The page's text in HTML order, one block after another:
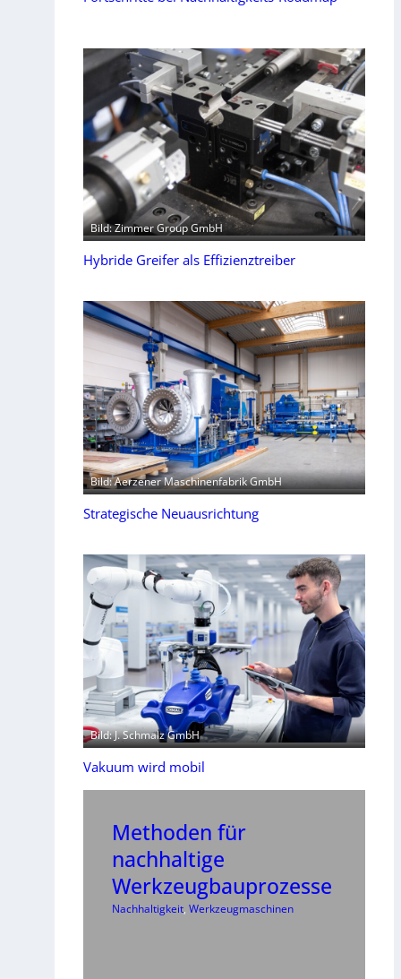
Bild: Zimmer Group GmbH
Hybride Greifer als Effizienztreiber
Bild: Aerzener Maschinenfabrik GmbH
Strategische Neuausrichtung
Bild: J. Schmalz GmbH
Vakuum wird mobil
Methoden für
nachhaltige
Werkzeugbauprozesse
Nachhaltigkeit, Werkzeugmaschinen